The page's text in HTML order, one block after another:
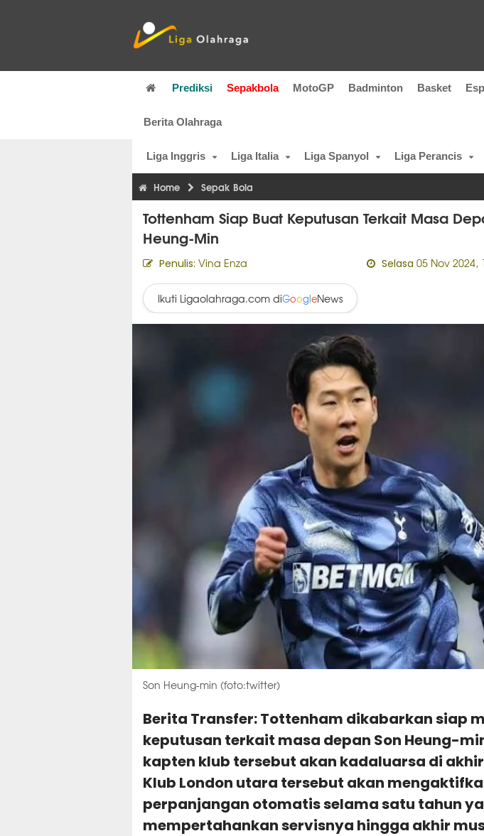
Prediksi Sepakbola MotoGP Badminton Basket
Berita Olahraga
Liga Inggris Liga Italia Liga Spanyol Liga Perancis
Home Sepak Bola
Tottenham Siap Buat Keputusan Terkait Masa
Heung-Min
Penulis: Vina Enza Selasa 05 Nov 2024,
Ikuti Ligaolahraga.com diGoogleNews
Son Heung-min (foto:twitter)
Berita Transfer: Tottenham dikabarkan siap
keputusan terkait masa depan Son Heung-
kapten klub tersebut akan kadaluarsa di
Klub London utara tersebut akan
perpanjangan otomatis selama satu tahun
mempertahankan servisnya hingga akhir